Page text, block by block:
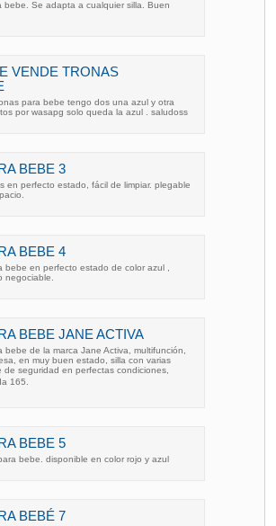
bebe. Se adapta a cualquier silla. Buen
VENDE TRONAS
para bebe tengo dos una azul y otra
por wasapg solo queda la azul . saludoss
BEBE 3
en perfecto estado, fácil de limpiar. plegable
BEBE 4
bebe en perfecto estado de color azul ,
negociable.
BEBE JANE ACTIVA
bebe de la marca Jane Activa, multifunción,
en muy buen estado, silla con varias
de seguridad en perfectas condiciones,
165.
BEBE 5
bebe. disponible en color rojo y azul
BEBÉ 7